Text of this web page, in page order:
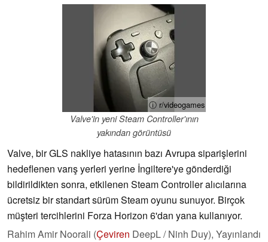
ⓘ r/videogames
Valve'in yeni Steam Controller'ının
yakından görüntüsü
Valve, bir GLS nakliye hatasının bazı Avrupa siparişlerini
hedeflenen varış yerleri yerine İngiltere'ye gönderdiği
bildirildikten sonra, etkilenen Steam Controller alıcılarına
ücretsiz bir standart sürüm Steam oyunu sunuyor. Birçok
müşteri tercihlerini Forza Horizon 6'dan yana kullanıyor.
Rahim Amir Noorali (Çeviren DeepL / Ninh Duy), Yayınlandı